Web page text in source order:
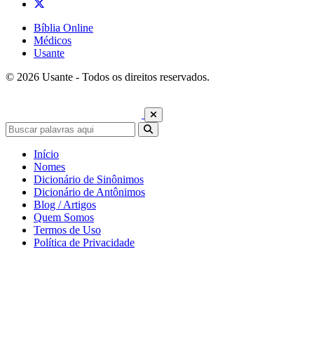
Bíblia Online
Médicos
Usante
© 2026 Usante - Todos os direitos reservados.
Início
Nomes
Dicionário de Sinônimos
Dicionário de Antônimos
Blog / Artigos
Quem Somos
Termos de Uso
Política de Privacidade